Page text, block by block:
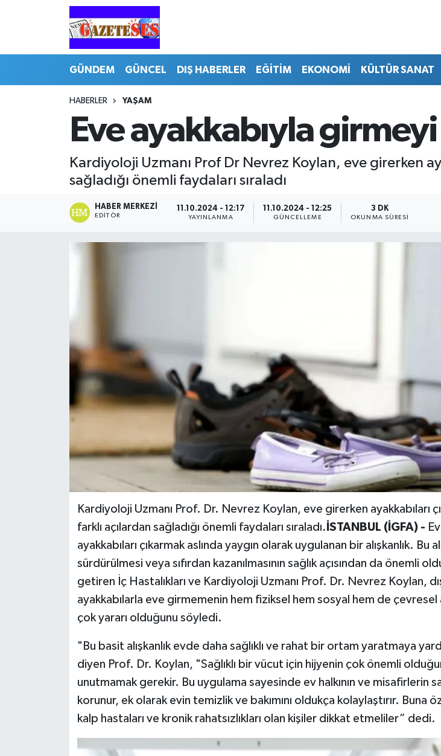
GÜNDEM GÜNCEL DIŞ HABERLER EĞİTİM EKONOMİ KÜLTÜR SANAT
HABERLER YAŞAM
Eve ayakkabıyla
Kardiyoloji Uzmanı Prof Dr Nevrez Koylan, eve girerken
sağladığı önemli faydaları sıraladı
HABER MERKEZI
EDITÖR
11.10.2024 - 12:17
YAYINLANMA
11.10.2024 - 12:25
GÜNCELLEME
3 DK
OKUNMA SÜRESI
Kardiyoloji Uzmanı Prof. Dr. Nevrez Koylan, eve girerken ayakkabıları
farklı açılardan sağladığı önemli faydaları sıraladı. İSTANBUL (İGFA) -
ayakkabıları çıkarmak aslında yaygın olarak uygulanan bir alışkanlık. Bu
sürdürülmesi veya sıfırdan kazanılmasının sağlık açısından da önemli
getiren İç Hastalıkları ve Kardiyoloji Uzmanı Prof. Dr. Nevrez Koylan,
ayakkabılarla eve girmemenin hem fiziksel hem sosyal hem de çevresel
çok yararı olduğunu söyledi.
"Bu basit alışkanlık evde daha sağlıklı ve rahat bir ortam yaratmaya
diyen Prof. Dr. Koylan, "Sağlıklı bir vücut için hijyenin çok önemli
unutmamak gerekir. Bu uygulama sayesinde ev halkının ve misafirlerin
korunur, ek olarak evin temizlik ve bakımını oldukça kolaylaştırır. Buna
kalp hastaları ve kronik rahatsızlıkları olan kişiler dikkat etmeliler” dedi.